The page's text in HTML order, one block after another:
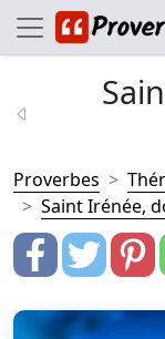
Proverbes
Saint Irénée,